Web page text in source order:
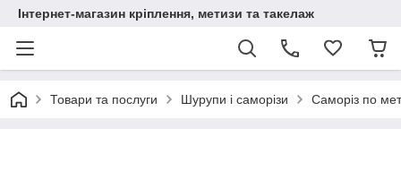
Інтернет-магазин кріплення, метизи та такелаж
Товари та послуги Шурупи і саморізи Саморіз по